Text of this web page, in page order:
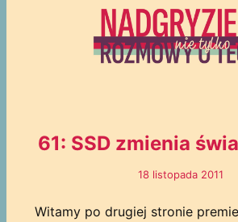
61: SSD zmienia
18 listopada 2011
Witamy po drugiej stronie